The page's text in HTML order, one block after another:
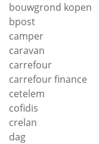
bouwgrond kopen
bpost
camper
caravan
carrefour
carrefour finance
cetelem
cofidis
crelan
dag